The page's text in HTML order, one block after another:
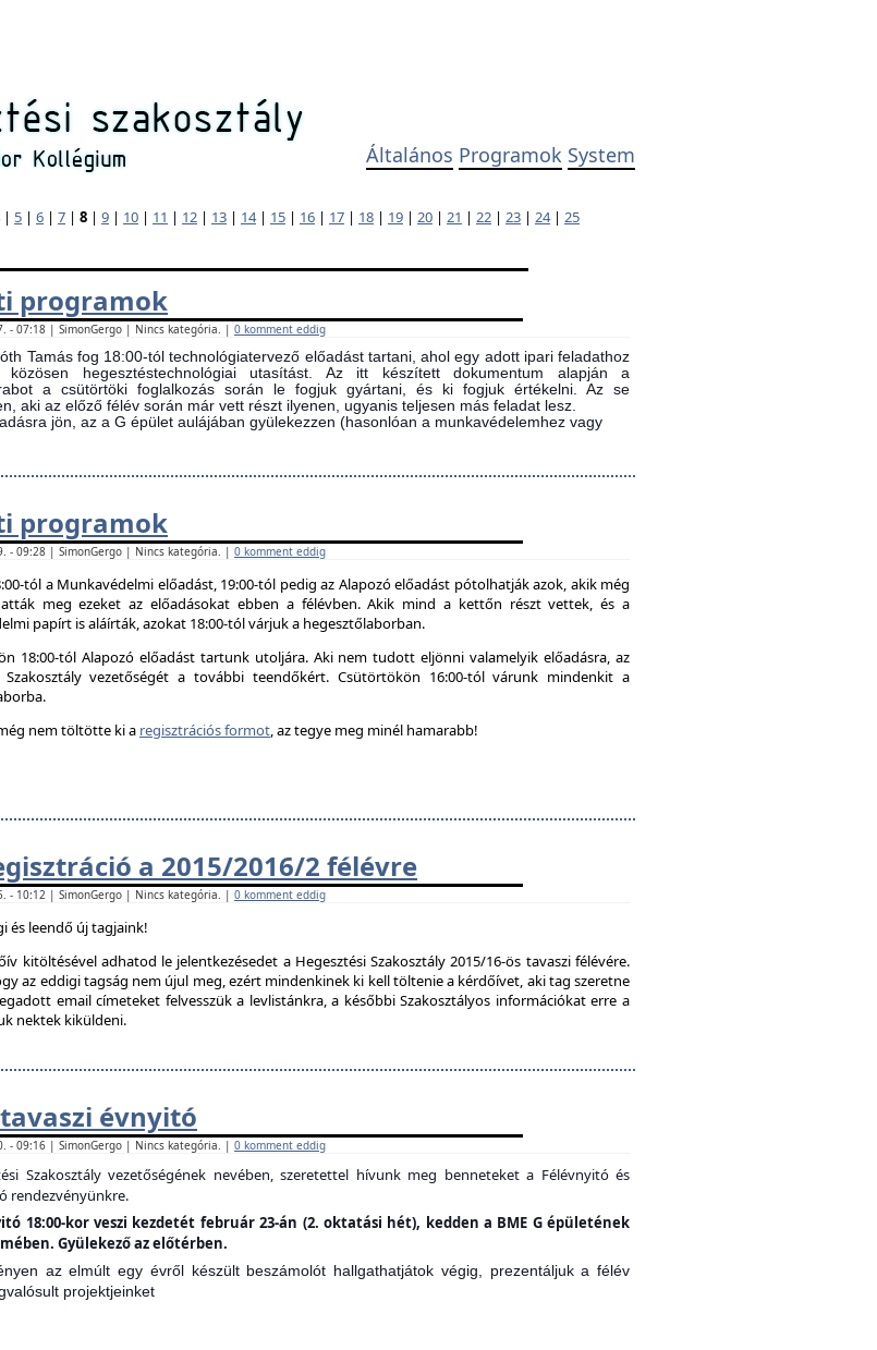
Általános Programok System
| 5 | 6 | 7 | 8 | 9 | 10 | 11 | 12 | 13 | 14| 15 | 16 | 17 | 18 | 19 | 20 | 21 | 22 | 23 | 24| 25
programok
- 07:18 | SimonGergo | Nincs kategória. | 0 komment eddig
Tamás fog 18:00-tól technológiatervező előadást tartani, ahol egy adott ipari feladathoz
közösen hegesztéstechnológiai utasítást. Az itt készített dokumentum alapján a
a csütörtöki foglalkozás során le fogjuk gyártani, és ki fogjuk értékelni. Az se
aki az előző félév során már vett részt ilyenen, ugyanis teljesen más feladat lesz.
jön, az a G épület aulájában gyülekezzen (hasonlóan a munkavédelemhez vagy
programok
- 09:28 | SimonGergo | Nincs kategória. | 0 komment eddig
tól a Munkavédelmi előadást, 19:00-tól pedig az Alapozó előadást pótolhatják azok, akik még
meg ezeket az előadásokat ebben a félévben. Akik mind a kettőn részt vettek, és a
papírt is aláírták, azokat 18:00-tól várjuk a hegesztőlaborban.
18:00-tól Alapozó előadást tartunk utoljára. Aki nem tudott eljönni valamelyik előadásra, az
Szakosztály vezetőségét a további teendőkért. Csütörtökön 16:00-tól várunk mindenkit a
nem töltötte ki a regisztrációs formot, az tegye meg minél hamarabb!
a 2015/2016/2 félévre
- 10:12 | SimonGergo | Nincs kategória. | 0 komment eddig
és leendő új tagjaink!
kitöltésével adhatod le jelentkezésedet a Hegesztési Szakosztály 2015/16-ös tavaszi félévére.
az eddigi tagság nem újul meg, ezért mindenkinek ki kell töltenie a kérdőívet, aki tag szeretne
email címeteket felvesszük a levlistánkra, a későbbi Szakosztályos információkat erre a
nektek kiküldeni.
évnyitó
- 09:16 | SimonGergo | Nincs kategória. | 0 komment eddig
Szakosztály vezetőségének nevében, szeretettel hívunk meg benneteket a Félévnyitó és
rendezvényünkre.
18:00-kor veszi kezdetét február 23-án (2. oktatási hét), kedden a BME G épületének
Gyülekező az előtérben.
az elmúlt egy évről készült beszámolót hallgathatjátok végig, prezentáljuk a félév
projektjeinket